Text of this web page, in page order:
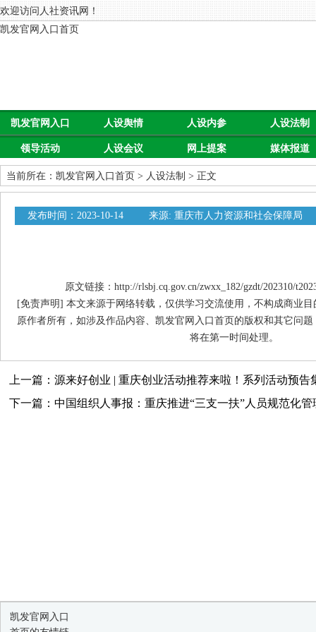
欢迎访问人社资讯网！
凯发官网入口首页
凯发官网入口
首页
人设舆情 人设内参 人设法制
领导活动 人设会议 网上提案 媒体报道
当前所在： 凯发官网入口首页 > 人设法制 > 正文
发布时间：2023-10-14 来源: 重庆市人力资源和社会保障局
原文链接：http://rlsbj.cq.gov.cn/zwxx_182/gzdt/202310/
[免责声明] 本文来源于网络转载，仅供学习交流使用，不构成商业
原作者所有，如涉及作品内容、凯发官网入口首页的版权和其它问
将在第一时间处理。
上一篇：源来好创业 | 重庆创业活动推荐来啦！系列活动预告
下一篇：中国组织人事报：重庆推进“三支一扶”人员规范化管
凯发官网入口